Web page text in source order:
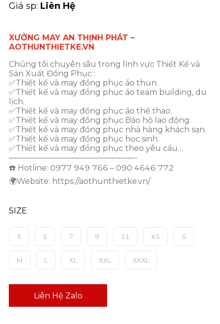
XƯỞNG MAY AN THỊNH PHÁT –
AOTHUNTHIETKE.VN
Chúng tôi chuyên sâu trong lĩnh vực Thiết Kế và
Sản Xuất Đồng Phục :
✅Thiết kế và may đồng phục áo thun.
✅Thiết kế và may đồng phục áo team building, du
lịch.
✅Thiết kế và may đồng phục áo thể thao.
✅Thiết kế và may đồng phục Bảo hộ lao động.
✅Thiết kế và may đồng phục nhà hàng khách sạn.
✅Thiết kế và may đồng phục học sinh.
✅Thiết kế và may đồng phục theo yêu cầu…
————————————————-
☎️ Hotline: 0977 949 766 – 090 4646 772
🌍Website: https://aothunthietke.vn/
Liên Hệ Zalo
3 5 7 9 11 XS S
M L XL XXL XXXL
SIZE
Giá sp: Liên Hệ